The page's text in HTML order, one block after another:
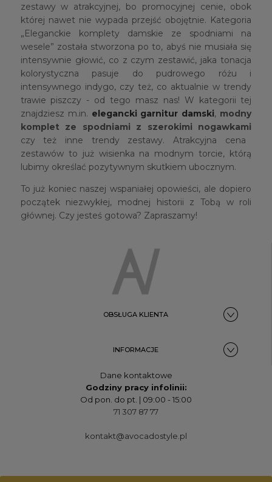
zestawy w atrakcyjnej, bo promocyjnej cenie, obok
której nawet nie wypada przejść obojętnie. Kategoria
„Eleganckie komplety damskie ze spodniami na
wesele” została stworzona po to, abyś nie musiała się
intensywnie głowić, co z czym zestawić, jaka tonacja
kolorystyczna pasuje do pudrowego różu i
intensywnego indygo, czy też, co aktualnie w trendy
trawie piszczy - od tego masz nas! W kategorii tej
znajdziesz m.in. elegancki garnitur damski, modny
komplet ze spodniami z szerokimi nogawkami
czy też inne trendy zestawy. Atrakcyjna cena
zestawów to już wisienka na modnym torcie, którą
lubimy określać pozytywnym skutkiem ubocznym.
To już koniec naszej wspaniałej opowieści, ale dopiero
początek niezwykłej, modnej historii z Tobą w roli
głównej. Czy jesteś gotowa? Zapraszamy!
OBSŁUGA KLIENTA
INFORMACJE
Dane kontaktowe
Godziny pracy infolinii:
Od pon. do pt. | 09:00 - 15:00
71 307 87 77
kontakt@avocadostyle.pl